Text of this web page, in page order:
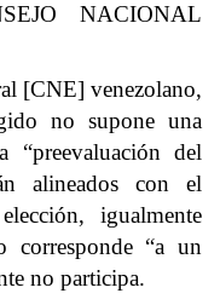
NACIONAL
[CNE] venezolano,
no supone una
“preevaluación del
alineados con el
igualmente
“a un
no participa.